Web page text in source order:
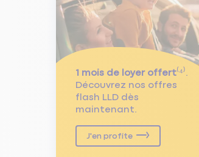
1 mois de loyer offert⁽⁴⁾.
Découvrez nos offres
flash LLD dès
maintenant.
J'en profite